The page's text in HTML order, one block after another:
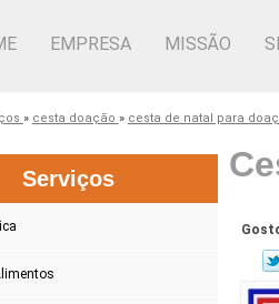
EMPRESA MISSÃO
» cesta doação » cesta de natal para
Serviços